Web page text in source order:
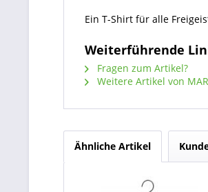
Ein T-Shirt für alle
Weiterführende
Fragen zum Artikel?
Weitere Artikel von
Ähnliche Artikel